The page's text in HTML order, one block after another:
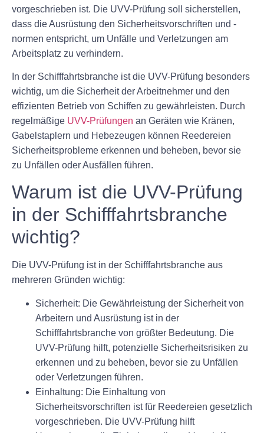
vorgeschrieben ist. Die UVV-Prüfung soll sicherstellen,
dass die Ausrüstung den Sicherheitsvorschriften und -
normen entspricht, um Unfälle und Verletzungen am
Arbeitsplatz zu verhindern.
In der Schifffahrtsbranche ist die UVV-Prüfung besonders
wichtig, um die Sicherheit der Arbeitnehmer und den
effizienten Betrieb von Schiffen zu gewährleisten. Durch
regelmäßige UVV-Prüfungen an Geräten wie Kränen,
Gabelstaplern und Hebezeugen können Reedereien
Sicherheitsprobleme erkennen und beheben, bevor sie
zu Unfällen oder Ausfällen führen.
Warum ist die UVV-Prüfung
in der Schifffahrtsbranche
wichtig?
Die UVV-Prüfung ist in der Schifffahrtsbranche aus
mehreren Gründen wichtig:
Sicherheit: Die Gewährleistung der Sicherheit von
Arbeitern und Ausrüstung ist in der
Schifffahrtsbranche von größter Bedeutung. Die
UVV-Prüfung hilft, potenzielle Sicherheitsrisiken zu
erkennen und zu beheben, bevor sie zu Unfällen
oder Verletzungen führen.
Einhaltung: Die Einhaltung von
Sicherheitsvorschriften ist für Reedereien gesetzlich
vorgeschrieben. Die UVV-Prüfung hilft